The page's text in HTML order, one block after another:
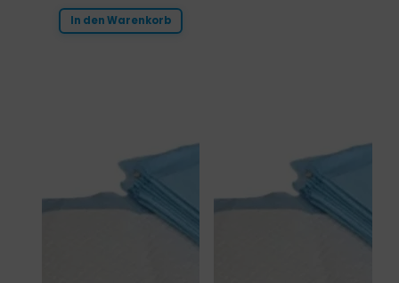
In den Warenkorb